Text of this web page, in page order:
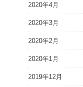
2020年4月
2020年3月
2020年2月
2020年1月
2019年12月